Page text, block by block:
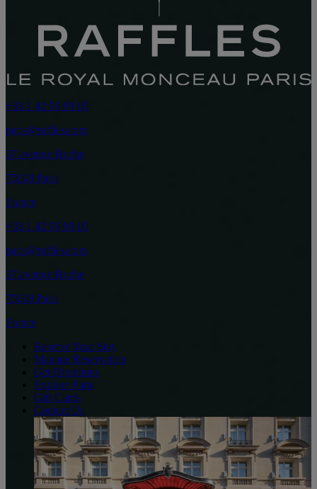
+33 1 42 99 88 00
paris@raffles.com
37 avenue Hoche
75008 Paris
France
+33 1 42 99 88 00
paris@raffles.com
37 avenue Hoche
75008 Paris
France
Reserve Your Stay
Manage Reservation
Get Directions
Explore Paris
Gift Cards
Contact Us